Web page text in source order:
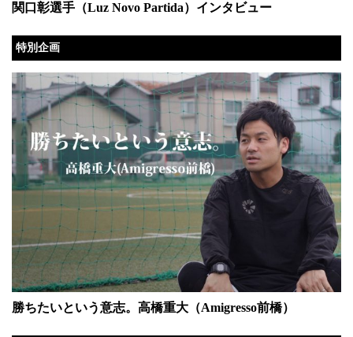
関口彰選手（Luz Novo Partida）インタビュー
特別企画
勝ちたいという意志。高橋重大（Amigresso前橋）